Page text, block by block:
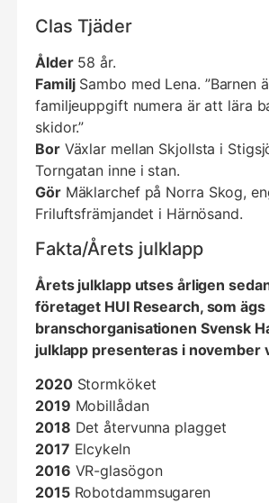
Clas Tjäder
Ålder58 år.
FamiljSambo med Lena. ”Barnen
familjeuppgift numera är att lära
skidor.”
BorVäxlar mellan Skjollsta i
Torngatan inne i stan.
GörMäklarchef på Norra Skog,
Friluftsfrämjandet i Härnösand.
Fakta/Årets julklapp
Årets julklapp utses årligen
företaget HUI Research, som ägs
branschorganisationen Svensk
julklapp presenteras i november
2020Stormköket
2019 Mobillådan
2018 Det återvunna plagget
2017 Elcykeln
2016 VR-glasögon
2015Robotdammsugaren